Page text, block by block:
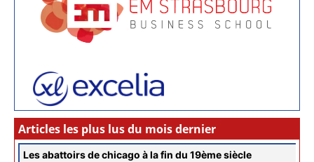
Articles les plus lus du mois dernier
Les abattoirs de chicago à la fin du 19ème siècle